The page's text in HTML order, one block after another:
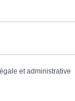
et administrative